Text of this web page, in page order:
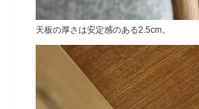
天板の厚さは安定感のある2.5cm。